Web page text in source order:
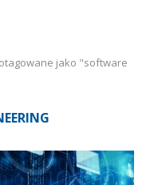
jako "software